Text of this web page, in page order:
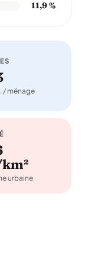
11,9 %
/ ménage
urbaine